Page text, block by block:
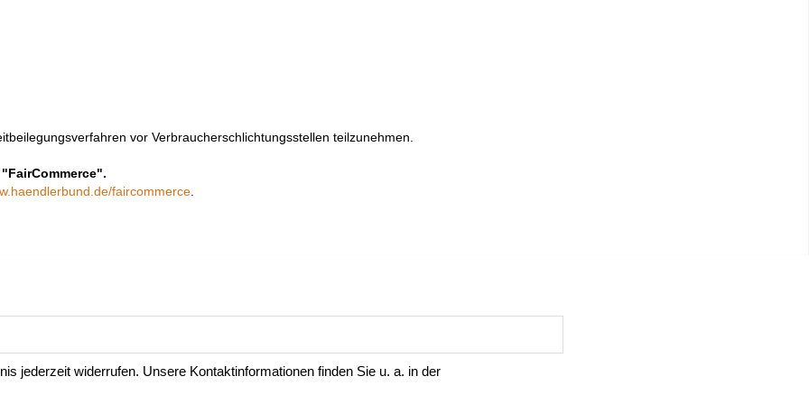
vor Verbraucherschlichtungsstellen teilzunehmen.
faircommerce
jederzeit widerrufen. Unsere Kontaktinformationen finden Sie u. a. in der